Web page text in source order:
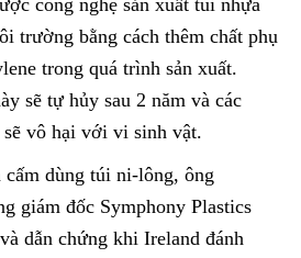
công nghệ sản xuất túi nhựa
trường bằng cách thêm chất phụ
trong quá trình sản xuất.
sẽ tự hủy sau 2 năm và các
vô hại với vi sinh vật.
dùng túi ni-lông, ông
giám đốc Symphony Plastics
dẫn chứng khi Ireland đánh